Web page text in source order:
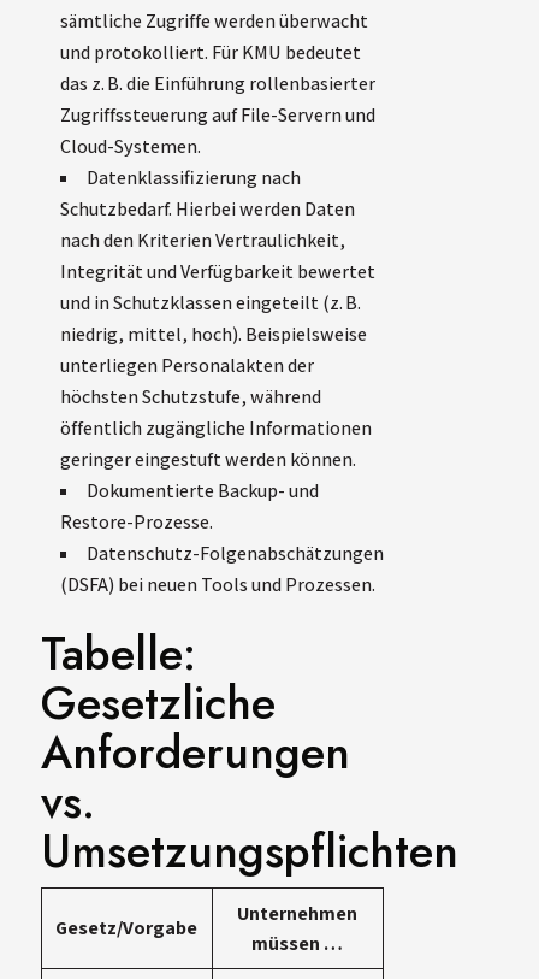
sämtliche Zugriffe werden überwacht
und protokolliert. Für KMU bedeutet
das z. B. die Einführung rollenbasierter
Zugriffssteuerung auf File-Servern und
Cloud-Systemen.
Datenklassifizierung nach
Schutzbedarf. Hierbei werden Daten
nach den Kriterien Vertraulichkeit,
Integrität und Verfügbarkeit bewertet
und in Schutzklassen eingeteilt (z. B.
niedrig, mittel, hoch). Beispielsweise
unterliegen Personalakten der
höchsten Schutzstufe, während
öffentlich zugängliche Informationen
geringer eingestuft werden können.
Dokumentierte Backup- und
Restore-Prozesse.
Datenschutz-Folgenabschätzungen
(DSFA) bei neuen Tools und Prozessen.
Tabelle:
Gesetzliche
Anforderungen
vs.
Umsetzungspflichten
Gesetz/Vorgabe
Unternehmen
müssen …